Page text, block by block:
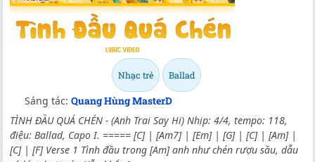
Nhạc trẻ Ballad
Sáng tác: Quang Hùng MasterD
TÌNH ĐẦU QUÁ CHÉN - (Anh Trai Say Hi) Nhịp: 4/4, tempo: 118,
điệu: Ballad, Capo I. ===== [C] | [Am7] | [Em] | [G] | [C] | [Am] |
[C] | [F] Verse 1 Tình đầu trong [Am] anh như chén rượu sầu, dẫu